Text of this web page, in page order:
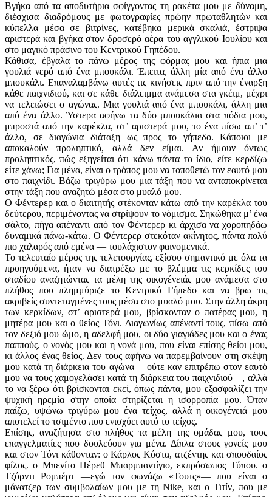
Βγήκα από τα αποδυτήρια σφίγγοντας τη ρακέτα μου με δύναμη,
διέσχισα διαδρόμους με φωτογραφίες πρώην πρωταθλητών και
κύπελλα μέσα σε βιτρίνες, κατέβηκα μερικά σκαλιά, έστριψα
αριστερά και βγήκα στον δροσερό αέρα του αγγλικού Ιουλίου και
στο μαγικό πράσινο του Κεντρικού Γηπέδου.
Κάθισα, έβγαλα το πάνω μέρος της φόρμας μου και ήπια μια
γουλιά νερό από ένα μπουκάλι. Έπειτα, άλλη μία από ένα άλλο
μπουκάλι. Επαναλαμβάνω αυτές τις κινήσεις πριν από την έναρξη
κάθε παιχνιδιού, και σε κάθε διάλειμμα ανάμεσα στα γκέιμ, μέχρι
να τελειώσει ο αγώνας. Μια γουλιά από ένα μπουκάλι, άλλη μια
από ένα άλλο. Ύστερα αφήνω τα δύο μπουκάλια στα πόδια μου,
μπροστά από την καρέκλα, στ’ αριστερά μου, το ένα πίσω απ’ τ’
άλλο, σε διαγώνια διάταξη ως προς το γήπεδο. Κάποιοι με
αποκαλούν προληπτικό, αλλά δεν είμαι. Αν ήμουν όντως
προληπτικός, πώς εξηγείται ότι κάνω πάντα το ίδιο, είτε κερδίζω
είτε χάνω; Για μένα, είναι ο τρόπος μου να τοποθετώ τον εαυτό μου
στο παιχνίδι. Βάζω τριγύρω μου μια τάξη που να ανταποκρίνεται
στην τάξη που αναζητώ μέσα στο μυαλό μου.
Ο Φέντερερ και ο διαιτητής στέκονταν κάτω από την καρέκλα του
δεύτερου, περιμένοντας να στρίψουν το νόμισμα. Σηκώθηκα μ’ ένα
σάλτο, πήγα απέναντι από τον Φέντερερ κι άρχισα να χοροπηδάω
δυναμικά πάνω-κάτω. Ο Φέντερερ στεκόταν ακίνητος, πάντα πολύ
πιο χαλαρός από εμένα — τουλάχιστον φαινομενικά.
Το τελευταίο μέρος της τελετουργίας, εξίσου σημαντικό με όλα τα
προηγούμενα, ήταν να διατρέξω με το βλέμμα τις κερκίδες του
σταδίου αναζητώντας τα μέλη της οικογένειάς μου ανάμεσα στο
πλήθος που πλημμύριζε το Κεντρικό Γήπεδο και να βρω τις
ακριβείς συντεταγμένες τους μέσα στο μυαλό μου. Στην άλλη άκρη
των κερκίδων, στ’ αριστερά μου, βρίσκονταν ο πατέρας μου, η
μητέρα μου και ο θείος Τόνι. Διαγωνίως απέναντί τους, πίσω από
τον δεξιό μου ώμο, η αδελφή μου, οι δύο γιαγιάδες μου και ο ένας
παππούς, ο νονός μου και η νονά μου, που είναι επίσης θείοι μου,
κι άλλος ένας θείος. Δεν τους αφήνω να παρεμβαίνουν στη σκέψη
μου κατά τη διάρκεια του αγώνα —ούτε καν επιτρέπω στον εαυτό
μου να τους χαμογελάσει κατά τη διάρκεια του παιχνιδιού—, αλλά
το να ξέρω ότι βρίσκονται εκεί, όπως πάντα, μου εξασφαλίζει την
ψυχική ηρεμία στην οποία στηρίζεται η ισορροπία μου. Όταν
παίζω, υψώνω τριγύρω μου ένα τείχος, αλλά η οικογένειά μου
αποτελεί το τσιμέντο που ενισχύει αυτό το τείχος.
Επίσης, αναζήτησα στο πλήθος τα μέλη της ομάδας μου, τους
επαγγελματίες που δουλεύουν για μένα. Δίπλα στους γονείς μου
και στον Τόνι κάθονταν: ο Κάρλος Κόστα, ατζέντης και σπουδαίος
φίλος. ο Μπενίτο Πέρεθ Μπαρμπαντίγιο, εκπρόσωπος Τύπου. ο
Τζόρντι Ρομπέρτ —εγώ τον φωνάζω «Τουτς»— που είναι ο
μάνατζερ των συμβολαίων μου με τη Nike, και ο Τιτίν, που με